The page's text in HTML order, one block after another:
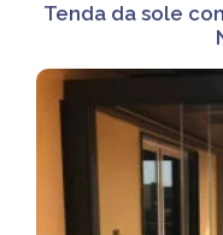
Tenda da sole